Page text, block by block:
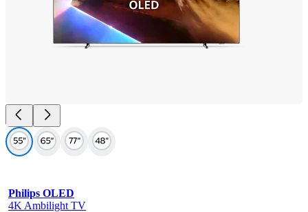
Philips OLED
4K Ambilight TV